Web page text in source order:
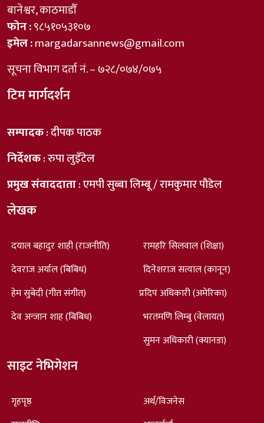
बानेश्वर, काठमाडौँ
फोन :९८५१०५३१०७
इमेल :margadarsannews@gmail.com
सूचना विभाग दर्ता नं. – ७२८/०७४/०७५
टिम मार्गदर्शन
सम्पादक: दीपक पाठक
निर्देशक: रुपा लुइँटेल
प्रमुख संवाददाता: एमपी सुब्बा लिम्बू / रामकुमार पौडेल
लेखक
दयाल बहादुर शाही (राजनीति)
देवराज अर्याल (बिबिध)
हेम सुबेदी (गीत संगीत)
देव अन्जान शाह (बिबिध)
रामहरि सिलवाल (शिक्षा)
दिनेशराज सत्याल (कानून)
प्रदिप अधिकारी (अमेरिका)
भरतमणि लिम्बु (वेलायत)
सुमन अधिकारी (क्यानडा)
साइट नेभिगेशन
गृहपृष्ठ
अर्थ/विजनेस